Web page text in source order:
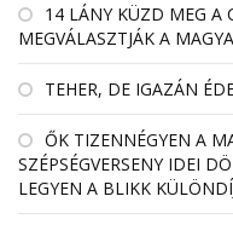
14 LÁNY KÜZD MEG A
MEGVÁLASZTJÁK A
TEHER, DE IGAZÁN
ŐK TIZENNÉGYEN A
SZÉPSÉGVERSENY IDEI
LEGYEN A BLIKK